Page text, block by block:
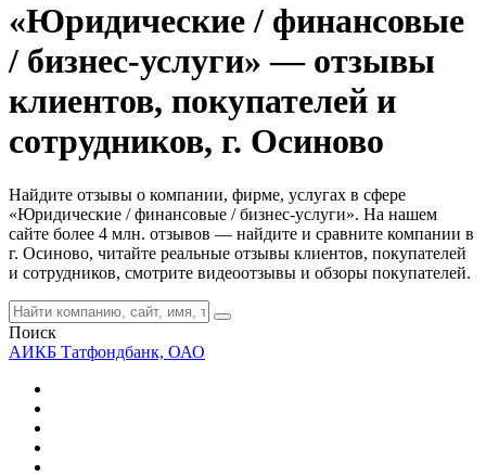
«Юридические / финансовые
/ бизнес-услуги» — отзывы
клиентов, покупателей и
сотрудников, г. Осиново
Найдите отзывы о компании, фирме, услугах в сфере
«Юридические / финансовые / бизнес-услуги». На нашем
сайте более 4 млн. отзывов — найдите и сравните компании в
г. Осиново, читайте реальные отзывы клиентов, покупателей
и сотрудников, смотрите видеоотзывы и обзоры покупателей.
Поиск
АИКБ Татфондбанк, ОАО